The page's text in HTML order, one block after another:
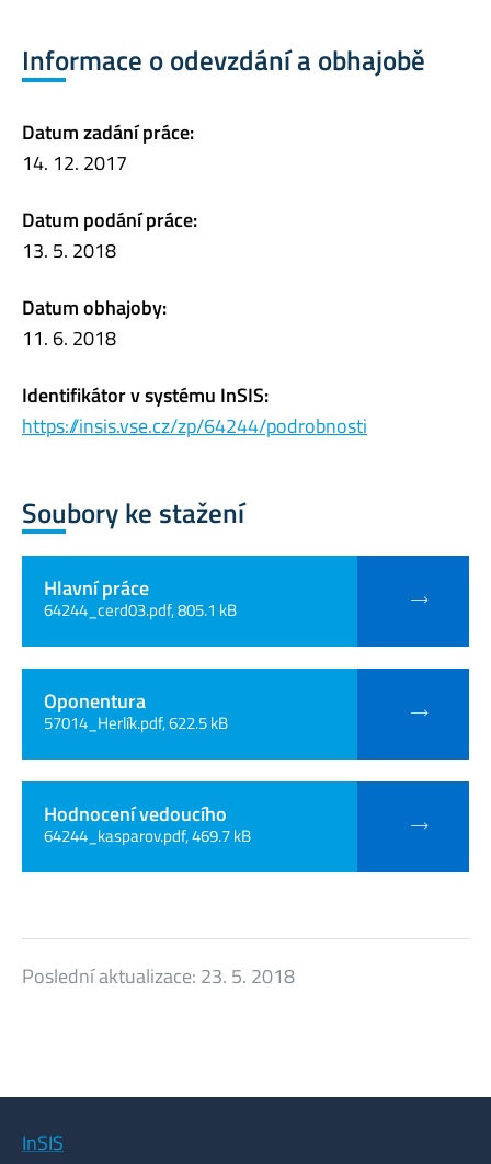
Informace o odevzdání a obhajobě
Datum zadání práce:
14. 12. 2017
Datum podání práce:
13. 5. 2018
Datum obhajoby:
11. 6. 2018
Identifikátor v systému InSIS:
https://insis.vse.cz/zp/64244/podrobnosti
Soubory ke stažení
Hlavní práce
64244_cerd03.pdf, 805.1 kB
Oponentura
57014_Herlík.pdf, 622.5 kB
Hodnocení vedoucího
64244_kasparov.pdf, 469.7 kB
Poslední aktualizace: 23. 5. 2018
InSIS